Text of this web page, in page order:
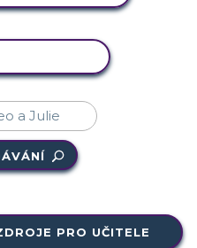
PRO UČITELE